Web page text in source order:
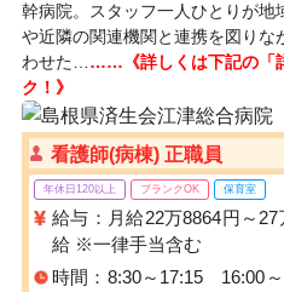
幹病院。スタッフ一人ひとりが地
や近隣の関連機関と連携を図りな
わせた… ……《詳しくは下記の「
ク！》
看護師(病棟) 正職員
年休日120以上 ブランクOK 保育室
給与：月給22万8864円～
給 ※一律手当含む
時間：8:30～17:15 16:00